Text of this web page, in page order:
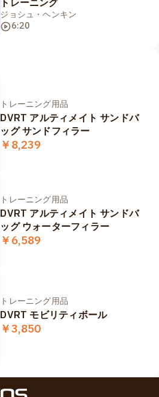
トレーニング
ジョシュ・ヘンキン
6:20
トレーニング用品
DVRT アルティメイト サンドバ
ッグ サンドフィラー
￥8,239
トレーニング用品
DVRT アルティメイト サンドバ
ッグ ウォーターフィラー
￥6,589
トレーニング用品
DVRT モビリティボール
￥3,850